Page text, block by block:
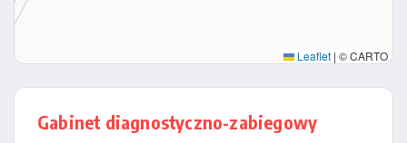
Leaflet | © CARTO
Gabinet diagnostyczno-zabiegowy